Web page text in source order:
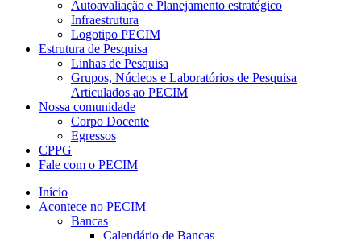
Autoavaliação e Planejamento estratégico
Infraestrutura
Logotipo PECIM
Estrutura de Pesquisa
Linhas de Pesquisa
Grupos, Núcleos e Laboratórios de Pesquisa
Articulados ao PECIM
Nossa comunidade
Corpo Docente
Egressos
CPPG
Fale com o PECIM
Início
Acontece no PECIM
Bancas
Calendário de Bancas